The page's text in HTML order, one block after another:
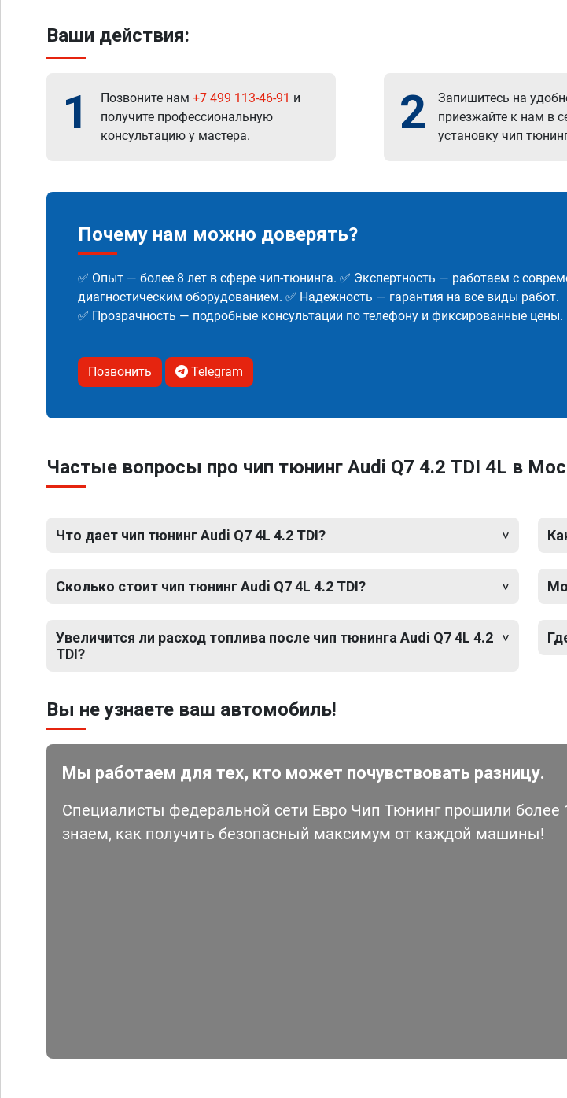
Ваши действия:
1 Позвоните нам +7 499 113-46-91 и
получите профессиональную
консультацию у мастера.
2
Запишитесь на
приезжайте к нам в
установку чип
Почему нам можно доверять?
✅ Опыт — более 8 лет в сфере чип-тюнинга. ✅ Экспертность — работаем с
диагностическим оборудованием. ✅ Надежность — гарантия на все виды работ.
✅ Прозрачность — подробные консультации по телефону и фиксированные цены.
Позвонить Telegram
Частые вопросы про чип тюнинг Audi Q7 4.2 TDI 4L в
Что дает чип тюнинг Audi Q7 4L 4.2 TDI?
Сколько стоит чип тюнинг Audi Q7 4L 4.2 TDI?
Увеличится ли расход топлива после чип тюнинга Audi Q7 4L 4.2
TDI?
Вы не узнаете ваш автомобиль!
Мы работаем для тех, кто может почувствовать разницу.
Специалисты федеральной сети Евро Чип Тюнинг прошили более
знаем, как получить безопасный максимум от каждой машины!